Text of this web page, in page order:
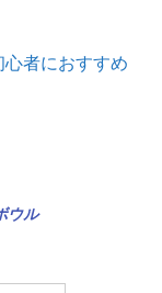
心者におすすめ
ウル